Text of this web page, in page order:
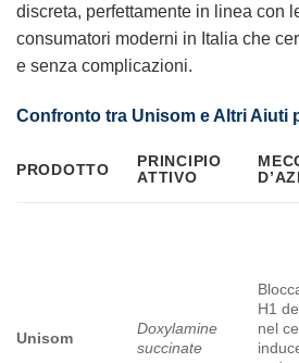
discreta, perfettamente in linea con
consumatori moderni in Italia che
e senza complicazioni.
Confronto tra Unisom e Altri Aiuti
PRODOTTO
PRINCIPIO
ATTIVO
Unisom
Doxylamine
succinate
H1
nel